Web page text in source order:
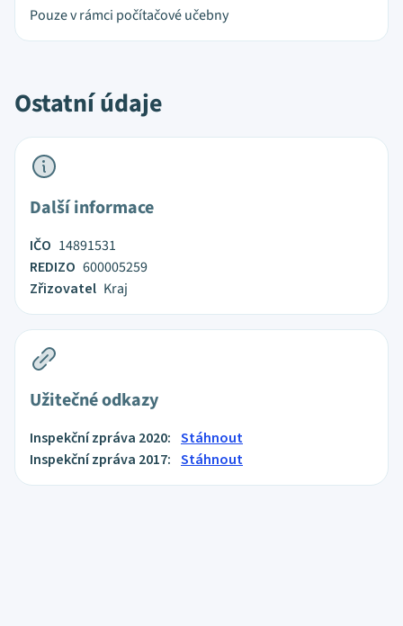
Pouze v rámci počítačové učebny
Ostatní údaje
Další informace
IČO 14891531
REDIZO 600005259
Zřizovatel Kraj
Užitečné odkazy
Inspekční zpráva 2020: Stáhnout
Inspekční zpráva 2017: Stáhnout